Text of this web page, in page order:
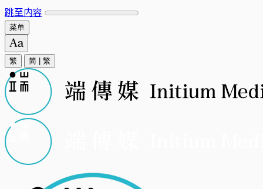
跳至内容
菜单
繁 简 繁